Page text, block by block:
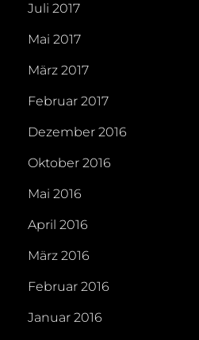
Juli 2017
Mai 2017
März 2017
Februar 2017
Dezember 2016
Oktober 2016
Mai 2016
April 2016
März 2016
Februar 2016
Januar 2016